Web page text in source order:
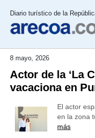
Diario turístico de la
8 mayo, 2026
Actor de la ‘La
vacaciona en
El actor
en la zona
más